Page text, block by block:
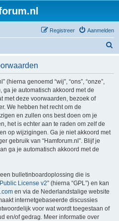
Aanmelden
Registreer
(hierna genoemd “wij”, “ons”, “onze”,
ga je automatisch akkoord met de
met deze voorwaarden, bezoek of
We hebben het recht om de
en zullen ons best doen om je
het is echter aan te raden om zelf de
op wijzigingen. Ga je niet akkoord met
gebruik van “Hamforum.nl”. Blijf je
ga je automatisch akkoord met de
bulletinboardoplossing die is
License v2” (hierna “GPL”) en kan
en via de Nederlandstalige website
internetgebaseerde discussies
voor wat wordt toegestaan of
en/of gedrag. Meer informatie over